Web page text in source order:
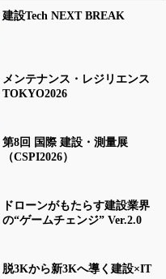
建設Tech NEXT BREAK
メンテナンス・レジリエンス
TOKYO2026
第8回 国際 建設・測量展
（CSPI2026）
ドローンがもたらす建設業界
の“ゲームチェンジ” Ver.2.0
脱3Kから新3Kへ導く建設×IT